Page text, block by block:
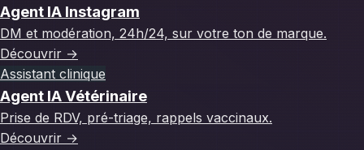
Agent IA Instagram
DM et modération, 24h/24, sur votre ton de marque.
Découvrir →
Assistant clinique
Agent IA Vétérinaire
Prise de RDV, pré-triage, rappels vaccinaux.
Découvrir →